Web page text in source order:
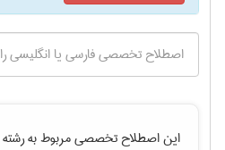
این اصطلاح تخصصی مربوط به رشته